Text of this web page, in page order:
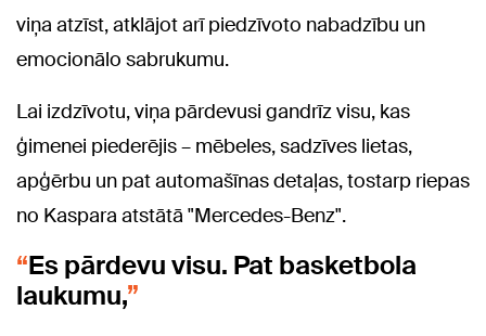
viņa atzīst, atklājot arī piedzīvoto nabadzību un
emocionālo sabrukumu.
Lai izdzīvotu, viņa pārdevusi gandrīz visu, kas
ģimenei piederējis – mēbeles, sadzīves lietas,
apģērbu un pat automašīnas detaļas, tostarp riepas
no Kaspara atstātā "Mercedes-Benz".
Es pārdevu visu. Pat basketbola
laukumu,